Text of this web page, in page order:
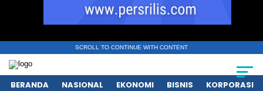
SCROLL TO CONTINUE WITH CONTENT
BERANDA NASIONAL EKONOMI BISNIS KORPORASI